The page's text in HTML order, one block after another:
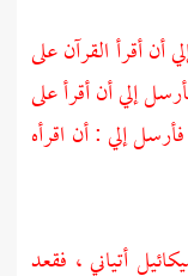
أن أقرأ القرآن على
إلي أن أقرأ على
إلي : أن اقرأه
أتياني ، فقعد